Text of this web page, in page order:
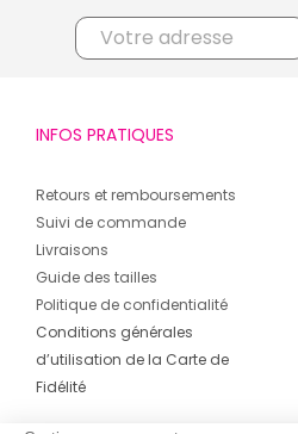
INFOS PRATIQUES
Retours et remboursements
Suivi de commande
Livraisons
Guide des tailles
Politique de confidentialité
Conditions générales
d’utilisation de la Carte de
Fidélité